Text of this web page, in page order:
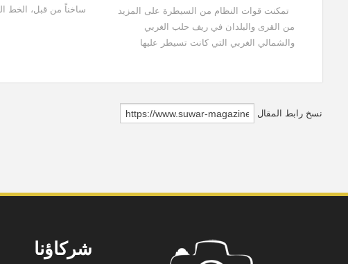
تمكنت قوات النظام من السيطرة على المزيد
من القرى والبلدان في ريف حلب الغربي
والشمالي الغربي التي كانت تسيطر عليها
ساخناً من قبل، الخط
نسخ رابط المقال
شركاؤنا